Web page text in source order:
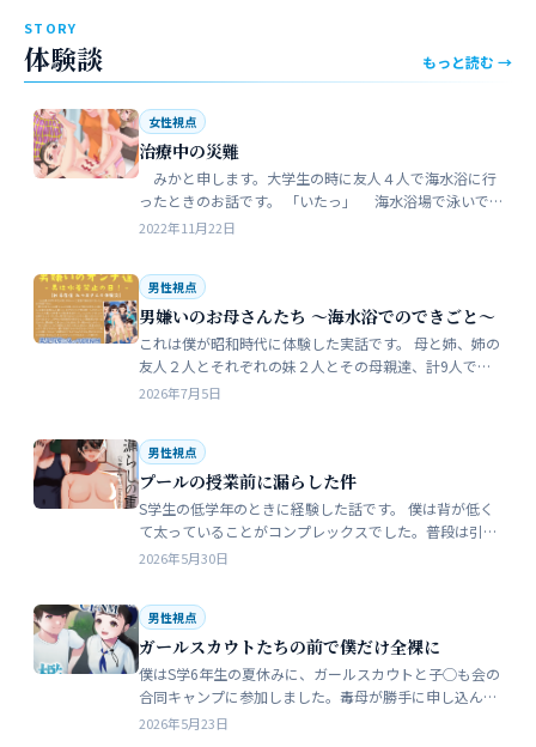
STORY
体験談 もっと読む →
女性視点
治療中の災難
みかと申します。大学生の時に友人４人で海水浴に行
ったときのお話です。 「いたっ」 海水浴場で泳いで
いたら、友人のしいなが空瓶で足を切っちゃったんで
2022年11月22日
男性視点
男嫌いのお母さんたち 〜海水浴でのできごと〜
これは僕が昭和時代に体験した実話です。 母と姉、姉の
友人２人とそれぞれの妹２人とその母親達、計9人で海
水浴に行きました。当時、僕はS学５年生で姉の美香はC
2026年7月5日
男性視点
プールの授業前に漏らした件
S学生の低学年のときに経験した話です。 僕は背が低く
て太っていることがコンプレックスでした。普段は引っ
込み思案で大人しい性格をしています。 ただ何でもよく
2026年5月30日
男性視点
ガールスカウトたちの前で僕だけ全裸に
僕はS学6年生の夏休みに、ガールスカウトと子◯も会の
合同キャンプに参加しました。毒母が勝手に申し込んだ
強制的なイベントでした。まったく乗り気がしません。
2026年5月23日